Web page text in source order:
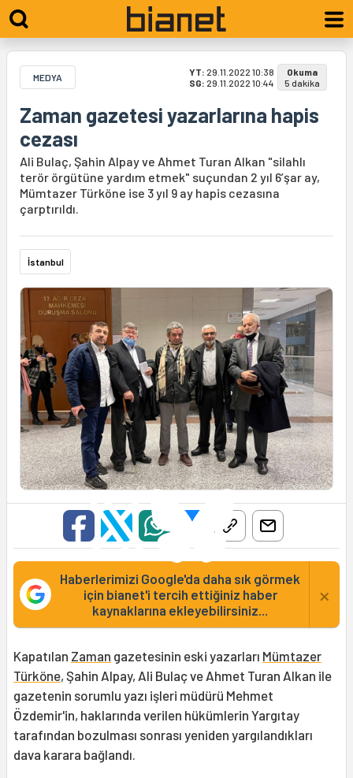
MEDYA YT: 29.11.2022 10:38
SG: 29.11.2022 10:44
Okuma
5 dakika
Zaman gazetesi yazarlarına hapis
cezası
Ali Bulaç, Şahin Alpay ve Ahmet Turan Alkan "silahlı
terör örgütüne yardım etmek" suçundan 2 yıl 6’şar ay,
Mümtazer Türköne ise 3 yıl 9 ay hapis cezasına
çarptırıldı.
İstanbul
Haberlerimizi Google'da daha sık görmek
için bianet'i tercih ettiğiniz haber
kaynaklarına ekleyebilirsiniz...
×
Kapatılan Zaman gazetesinin eski yazarları Mümtazer
Türköne, Şahin Alpay, Ali Bulaç ve Ahmet Turan Alkan ile
gazetenin sorumlu yazı işleri müdürü Mehmet
Özdemir'in, haklarında verilen hükümlerin Yargıtay
tarafından bozulması sonrası yeniden yargılandıkları
dava karara bağlandı.